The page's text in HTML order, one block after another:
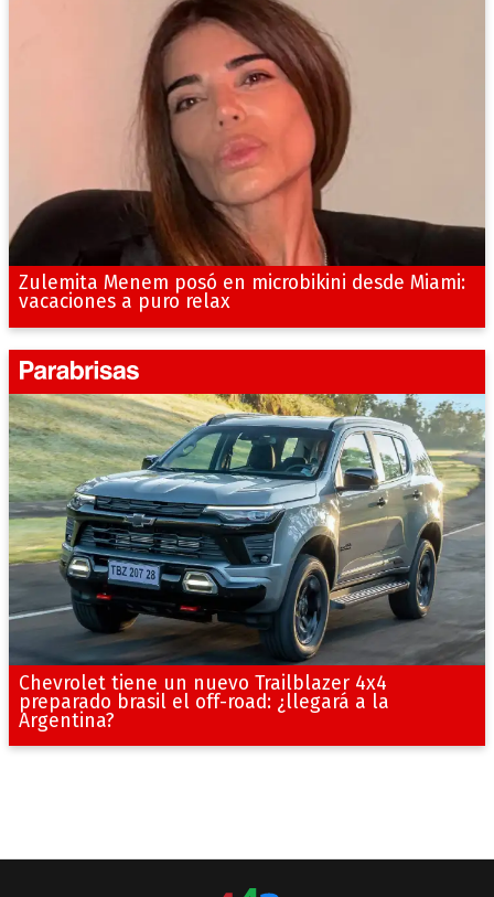
Zulemita Menem posó en microbikini desde Miami:
vacaciones a puro relax
Chevrolet tiene un nuevo Trailblazer 4x4
preparado brasil el off-road: ¿llegará a la
Argentina?